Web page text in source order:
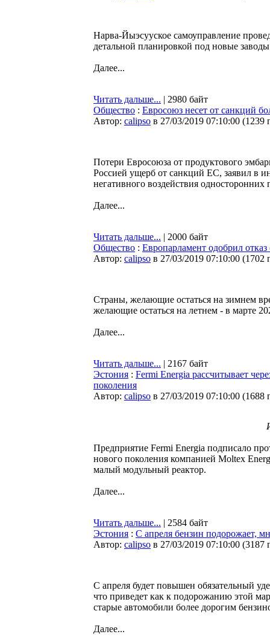
Нарва-Йыэсууское самоуправление
детальной планировкой под новые
Далее...
Читать дальше... | 2980 байт
Общество : Евросоюз несет от санкций
Автор: calipso в 27/03/2019 07:10:00 (1239
Потери Евросоюза от продуктового
Россией ущерб от санкций ЕС, заявил в
негативного воздействия
Далее...
Читать дальше... | 2000 байт
Общество : Европарламент одобрил отказ
Автор: calipso в 27/03/2019 07:10:00 (1702
Страны, желающие остаться на зимнем
желающие остаться на летнем - в марте
Далее...
Читать дальше... | 2167 байт
Эстония : Fermi Energia рассчитывает
поколения
Автор: calipso в 27/03/2019 07:10:00 (1688
Предприятие Fermi Energia подписало
нового поколения компанией Moltex
малый модульный реактор.
Далее...
Читать дальше... | 2584 байт
Эстония : С апреля бензин подорожает,
Автор: calipso в 27/03/2019 07:10:00 (3187
С апреля будет повышен обязательный
что приведет как к подорожанию этой
старые автомобили более дорогим
Далее...